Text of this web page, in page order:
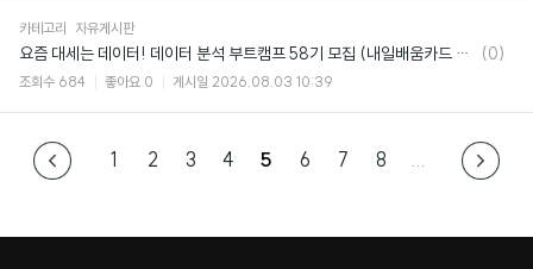
카테고리 자유게시판
요즘 대세는 데이터! 데이터 분석 부트캠프 58기 모집 (내일배움카드 95% 국비지원)
댓
(0)
조회수 684 좋아요 0 게시일 2026.08.03 10:39
1 2 3 4 5 6 7 8 ...